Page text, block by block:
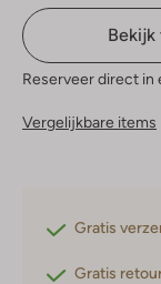
Bekijk
Reserveer direct in
Vergelijkbare items
Gratis
Gratis